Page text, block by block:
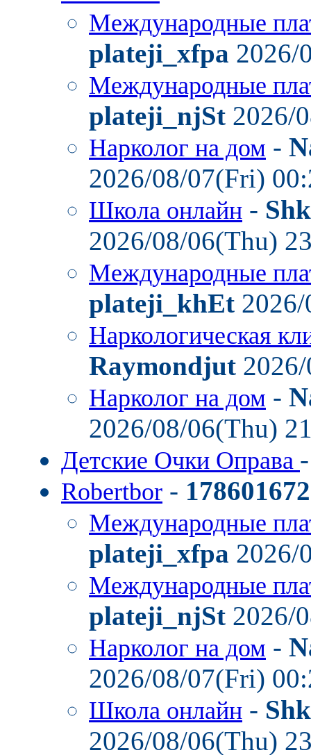
Международные
plateji_xfpa 2026/
Международные
plateji_njSt 2026/
Нарколог на дом -
2026/08/07(Fri)
Школа онлайн -
2026/08/06(Thu)
Международные
plateji_khEt
Наркологическая
Raymondjut
Нарколог на дом -
2026/08/06(Thu)
Детские Очки Оправа
Robertbor -
Международные
plateji_xfpa 2026/
Международные
plateji_njSt 2026/
Нарколог на дом -
2026/08/07(Fri)
Школа онлайн -
2026/08/06(Thu)